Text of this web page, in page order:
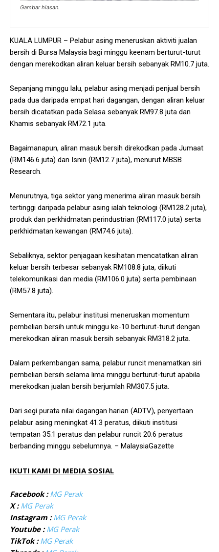
Gambar hiasan.
KUALA LUMPUR – Pelabur asing meneruskan aktiviti jualan
bersih di Bursa Malaysia bagi minggu keenam berturut-turut
dengan merekodkan aliran keluar bersih sebanyak RM10.7 juta.
Sepanjang minggu lalu, pelabur asing menjadi penjual bersih
pada dua daripada empat hari dagangan, dengan aliran keluar
bersih dicatatkan pada Selasa sebanyak RM97.8 juta dan
Khamis sebanyak RM72.1 juta.
Bagaimanapun, aliran masuk bersih direkodkan pada Jumaat
(RM146.6 juta) dan Isnin (RM12.7 juta), menurut MBSB
Research.
Menurutnya, tiga sektor yang menerima aliran masuk bersih
tertinggi daripada pelabur asing ialah teknologi (RM128.2 juta),
produk dan perkhidmatan perindustrian (RM117.0 juta) serta
perkhidmatan kewangan (RM74.6 juta).
Sebaliknya, sektor penjagaan kesihatan mencatatkan aliran
keluar bersih terbesar sebanyak RM108.8 juta, diikuti
telekomunikasi dan media (RM106.0 juta) serta pembinaan
(RM57.8 juta).
Sementara itu, pelabur institusi meneruskan momentum
pembelian bersih untuk minggu ke-10 berturut-turut dengan
merekodkan aliran masuk bersih sebanyak RM318.2 juta.
Dalam perkembangan sama, pelabur runcit menamatkan siri
pembelian bersih selama lima minggu berturut-turut apabila
merekodkan jualan bersih berjumlah RM307.5 juta.
Dari segi purata nilai dagangan harian (ADTV), penyertaan
pelabur asing meningkat 41.3 peratus, diikuti institusi
tempatan 35.1 peratus dan pelabur runcit 20.6 peratus
berbanding minggu sebelumnya. – MalaysiaGazette
IKUTI KAMI DI MEDIA SOSIAL
Facebook : MG Perak
X : MG Perak
Instagram : MG Perak
Youtube : MG Perak
TikTok : MG Perak